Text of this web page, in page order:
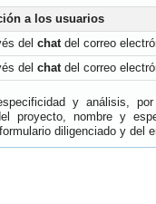
a los usuarios
del chatdel correo
del chatdel correo
y análisis,
proyecto, nombre y
diligenciado y del